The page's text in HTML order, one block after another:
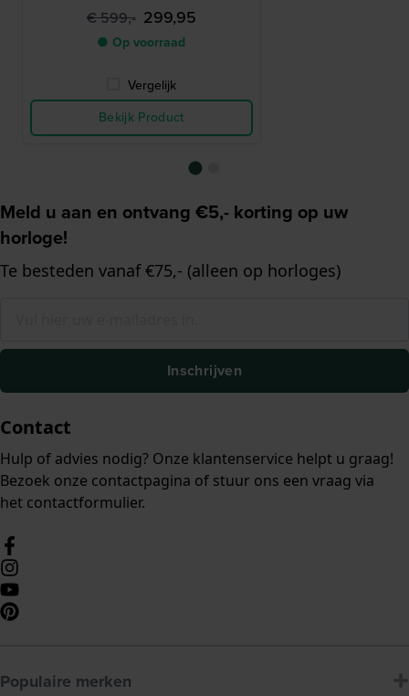
€ 599,- 299,95
● Op voorraad
Vergelijk
Bekijk Product
Meld u aan en ontvang €5,- korting op uw
horloge!
Te besteden vanaf €75,- (alleen op horloges)
Inschrijven
Contact
Hulp of advies nodig? Onze klantenservice helpt u graag!
Bezoek onze contactpagina of stuur ons een vraag via
het contactformulier.
Populaire merken